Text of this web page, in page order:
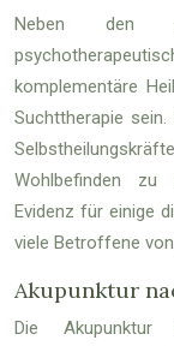
Neben den
komplementäre
Suchttherapie
Wohlbefinden zu
Evidenz für einige
viele Betroffene
Akupunktur
Die Akupunktur